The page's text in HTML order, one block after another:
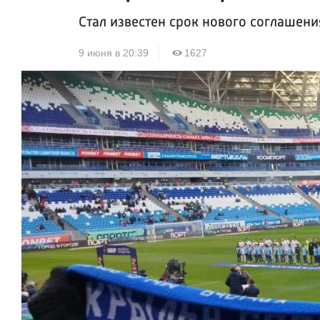
Стал известен срок нового
9 июня в 20:39 1627